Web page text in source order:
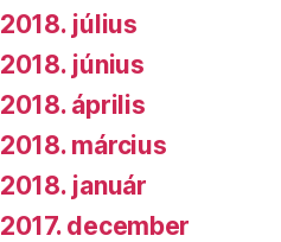
2018. július
2018. június
2018. április
2018. március
2018. január
2017. december